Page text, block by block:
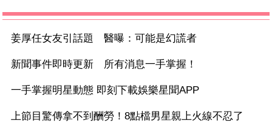
姜厚任女友引話題 醫曝：可能是幻謊者
新聞事件即時更新 所有消息一手掌握！
一手掌握明星動態 即刻下載娛樂星聞APP
上節目驚傳拿不到酬勞！8點檔男星親上火線不忍了